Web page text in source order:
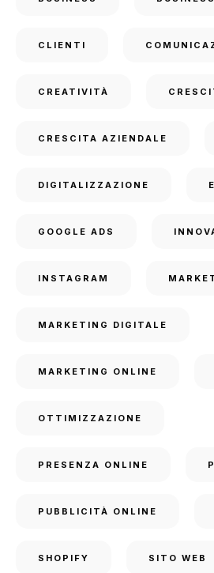
CLIENTI
CREATIVITÀ
CRESCITA AZIENDALE
DIGITALIZZAZIONE
GOOGLE ADS
INSTAGRAM
MARKETING DIGITALE
MARKETING ONLINE
OTTIMIZZAZIONE
PRESENZA ONLINE
PUBBLICITÀ ONLINE
SHOPIFY SITO WEB